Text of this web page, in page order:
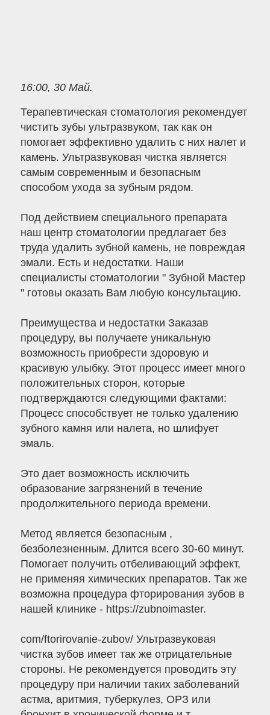
16:00, 30 Май.
Терапевтическая стоматология рекомендует
чистить зубы ультразвуком, так как он
помогает эффективно удалить с них налет и
камень. Ультразвуковая чистка является
самым современным и безопасным
способом ухода за зубным рядом.
Под действием специального препарата
наш центр стоматологии предлагает без
труда удалить зубной камень, не повреждая
эмали. Есть и недостатки. Наши
специалисты стоматологии " Зубной Мастер
" готовы оказать Вам любую консультацию.
Преимущества и недостатки Заказав
процедуру, вы получаете уникальную
возможность приобрести здоровую и
красивую улыбку. Этот процесс имеет много
положительных сторон, которые
подтверждаются следующими фактами:
Процесс способствует не только удалению
зубного камня или налета, но шлифует
эмаль.
Это дает возможность исключить
образование загрязнений в течение
продолжительного периода времени.
Метод является безопасным ,
безболезненным. Длится всего 30-60 минут.
Помогает получить отбеливающий эффект,
не применяя химических препаратов. Так же
возможна процедура фторирования зубов в
нашей клинике - https://zubnoimaster.
com/ftorirovanie-zubov/ Ультразвуковая
чистка зубов имеет так же отрицательные
стороны. Не рекомендуется проводить эту
процедуру при наличии таких заболеваний
астма, аритмия, туберкулез, ОРЗ или